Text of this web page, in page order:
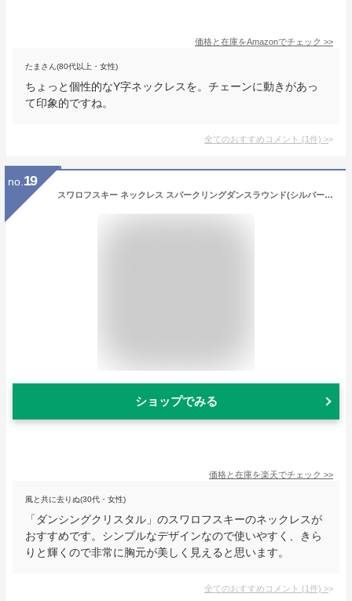
価格と在庫をAmazonでチェック >>
たまさん(80代以上・女性)
ちょっと個性的なY字ネックレスを。チェーンに動きがあっ
て印象的ですね。
全てのおすすめコメント (1件) >
no. 19
スワロフスキー ネックレス スパークリングダンスラウンド(シルバー／クリア) SW5286137 Swarovski パーティー
ショップでみる
価格と在庫を楽天でチェック >>
風と共に去りぬ(30代・女性)
「ダンシングクリスタル」のスワロフスキーのネックレスが
おすすめです。シンプルなデザインなので使いやすく、きら
りと輝くので非常に胸元が美しく見えると思います。
全てのおすすめコメント (1件) >